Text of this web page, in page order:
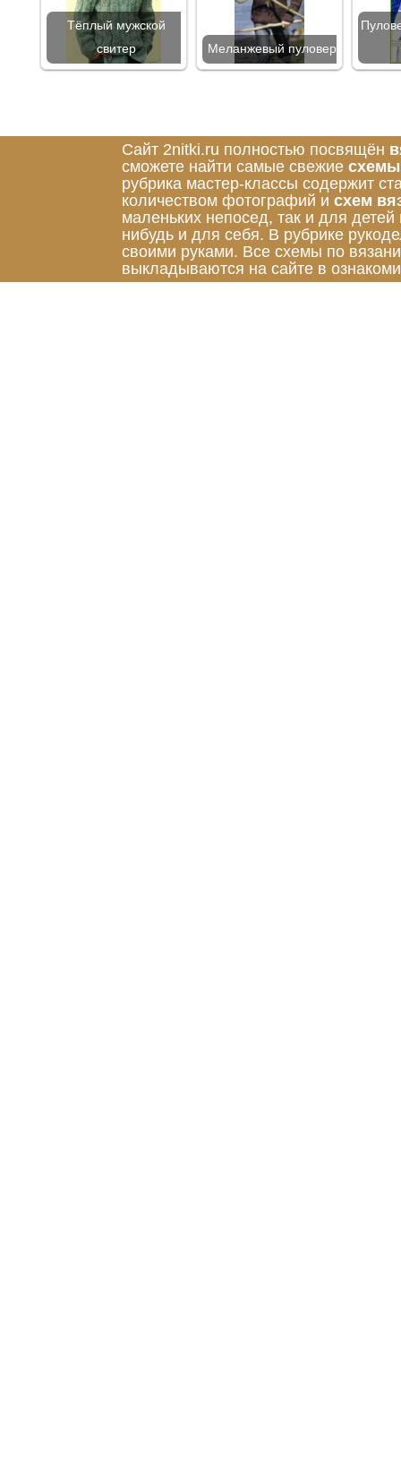
Тёплый мужской
свитер
Меланжевый пуловер
Сайт 2nitki.ru полностью посвящён
сможете найти самые свежие схемы
рубрика мастер-классы содержит
количеством фотографий и схем
маленьких непосед, так и для
нибудь и для себя. В рубрике
своими руками. Все схемы по
выкладываются на сайте в